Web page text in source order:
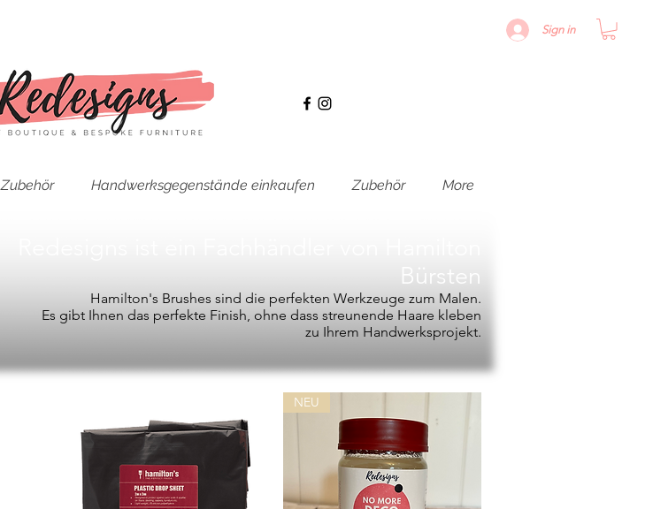
Sign in
Zubehör Handwerksgegenstände einkaufen Zubehör More
Bürsten
Hamilton's Brushes sind die perfekten Werkzeuge zum Malen.
Es gibt Ihnen das perfekte Finish, ohne dass streunende Haare kleben
zu Ihrem Handwerksprojekt.
NEU